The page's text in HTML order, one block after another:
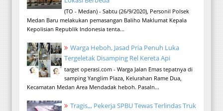
(TO - Medan) - Sabtu (26/9/2020), Personil Polsek
Medan Baru melakukan pemasangan Baliho Maklumat Kepala
Kepolisian Republik Indonesia tenta...
Warga Heboh, Jasad Pria Penuh Luka
Tergeletak Disamping Rel Kereta Api
target operasi.com - Warga Jalan Emas tepatnya di
samping Yanglim Plaza, Kelurahan Rame Dua,
Kecamatan Medan Area Mendadak heboh. Pasaln...
Tragis,,, Pekerja SPBU Tewas Terlindas Truk